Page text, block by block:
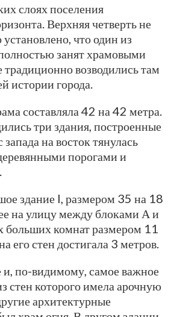
слоях поселения
Верхняя четверть не
что один из
занят храмовыми
возводились там
истории города.
составляла 42 на 42 метра.
три здания, построенные
на восток тянулась
порогами и
здание I, размером 35 на 18
на улицу между блоками А и
больших комнат размером 11
его стен достигала 3 метров.
и, по-видимому, самое важное
стен которого имела арочную
архитектурные